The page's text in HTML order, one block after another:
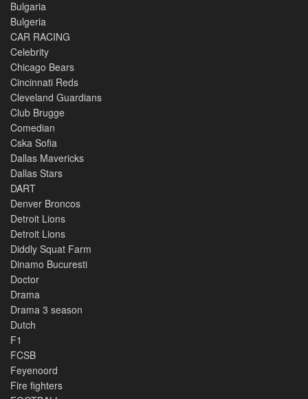
Bulgaria
Bulgeria
CAR RACING
Celebrity
Chicago Bears
Cincinnati Reds
Cleveland Guardians
Club Brugge
Comedian
Cska Sofia
Dallas Mavericks
Dallas Stars
DART
Denver Broncos
Detroit Lions
Detroit Lions
Diddly Squat Farm
Dinamo Bucuresti
Doctor
Drama
Drama 3 season
Dutch
F1
FCSB
Feyenoord
Fire fighters